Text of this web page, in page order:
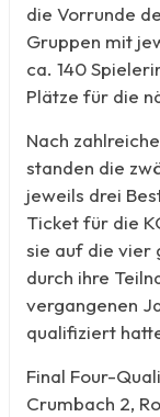
die Vorrunde
Gruppen mit
ca. 140
Plätze für die
Nach
standen die
jeweils drei
Ticket für die
sie auf die vier
durch ihre
vergangenen
qualifiziert
Final Four-
Crumbach 2,